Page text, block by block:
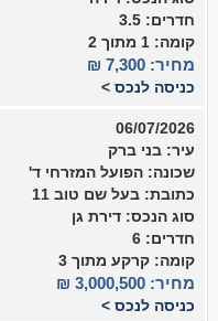
חדרים: 3.5
קומה: 1 מתוך 2
מחיר: 7,300 ₪
כניסה לנכס >
06/07/2026
עיר: בני ברק
שכונה: הפועל המזרחי ד'
כתובת: בעל שם טוב 11
סוג הנכס: דירת גן
חדרים: 6
קומה: קרקע מתוך 3
מחיר: 3,000,500 ₪
כניסה לנכס >